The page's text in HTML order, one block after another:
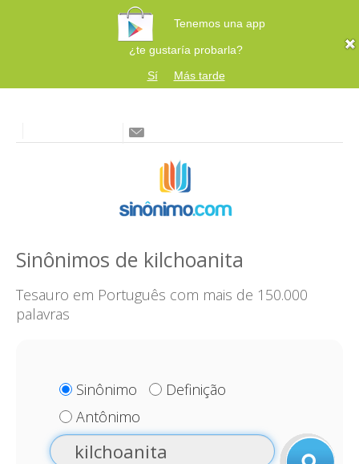
Tenemos una app
¿te gustaría probarla?
Sí
Más tarde
Sinônimos de kilchoanita
Tesauro em Português com mais de 150.000
palavras
Sinônimo
Definição
Antônimo